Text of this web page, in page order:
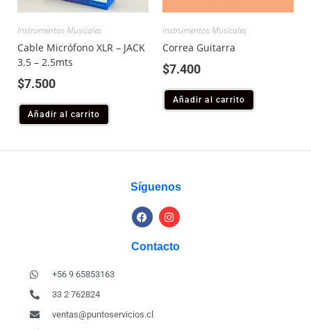
Instrumentos Musicales
Cable Micrófono XLR – JACK
3.5 – 2.5mts
$7.500
Añadir al carrito
Instrumentos Musicales
Correa Guitarra
$7.400
Añadir al carrito
Síguenos
Contacto
+56 9 65853163
33 2 762824
ventas@puntoservicios.cl